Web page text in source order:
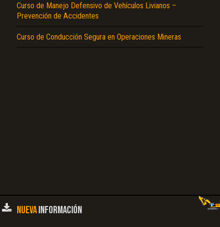
Curso de Manejo Defensivo de Vehículos Livianos –
Prevención de Accidentes
Curso de Conducción Segura en Operaciones Mineras
NUEVAINFORMACIÓN
No carga o no se visualiza el contenido.
Reportar otro tipo de error...